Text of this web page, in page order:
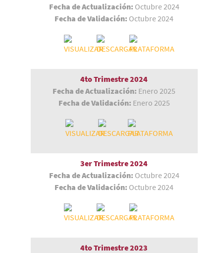
Fecha de Actualización: Octubre 2024
Fecha de Validación: Octubre 2024
4to Trimestre2024
Fecha de Actualización: Enero 2025
Fecha de Validación: Enero 2025
3er Trimestre 2024
Fecha de Actualización: Octubre 2024
Fecha de Validación: Octubre 2024
4to Trimestre2023